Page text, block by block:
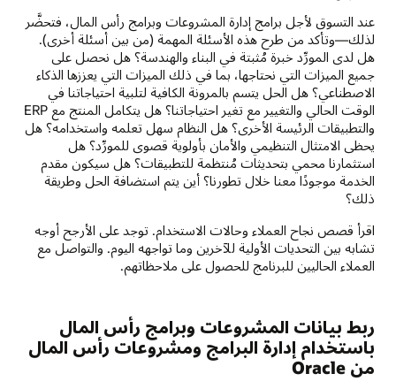
عند التسوق لأجل برامج إدارة المشروعات وبرامج رأس المال، فتحضَّر
لذلك—وتأكد من طرح هذه الأسئلة المهمة (من بين أسئلة أخرى).
هل لدى المورِّد خبرة مُثبتة في البناء والهندسة؟ هل نحصل على
جميع الميزات التي نحتاجها، بما في ذلك الميزات التي يعززها الذكاء
الاصطناعي؟ هل الحل يتسم بالمرونة الكافية لتلبية احتياجاتنا في
الوقت الحالي والتغيير مع تغير احتياجاتنا؟ هل يتكامل المنتج مع ERP
والتطبيقات الرئيسة الأخرى؟ هل النظام سهل تعلمه واستخدامه؟ هل
يحظى الامتثال التنظيمي والأمان بأولوية قصوى للمورِّد؟ هل
استثمارنا محمي بتحديثات مُنتظمة للتطبيقات؟ هل سيكون مقدم
الخدمة موجودًا معنا خلال تطورنا؟ أين يتم استضافة الحل وطريقة
ذلك؟
اقرأ قصص نجاح العملاء وحالات الاستخدام. توجد على الأرجح أوجه
تشابه بين التحديات الأولية للآخرين وما تواجهه اليوم. والتواصل مع
العملاء الحاليين للبرنامج للحصول على ملاحظاتهم.
ربط بيانات المشروعات وبرامج رأس المال
باستخدام إدارة البرامج ومشروعات رأس المال
من Oracle